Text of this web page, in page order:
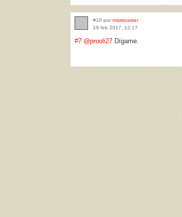
#10 por misstoaster
19 feb 2017, 12:17
#7 @prooli27 Dígame.